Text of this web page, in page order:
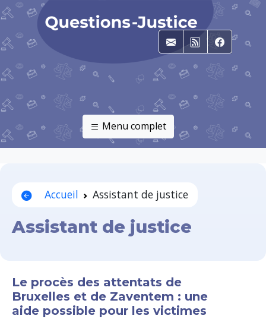
E-mailRSS
Menu complet
Accueil Assistant de justice
Assistant de justice
Le procès des attentats de
Bruxelles et de Zaventem : une
aide possible pour les victimes